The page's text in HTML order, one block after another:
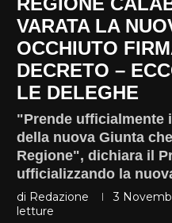
VARATA LA
OCCHIUTO
DECRETO –
LE DELEGHE
"Prende ufficialmente
della nuova Giunta
Regione", dichiara il
ufficializzando la
di Redazione 3
letture